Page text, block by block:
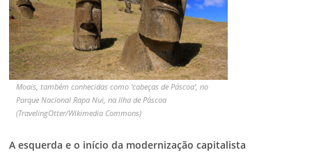
Moais, também conhecidas como ‘cabeças de Páscoa’, no
Parque Nacional Rapa Nui, na Ilha de Páscoa
(TravelingOtter/Wikimedia Commons)
A esquerda e o início da modernização capitalista